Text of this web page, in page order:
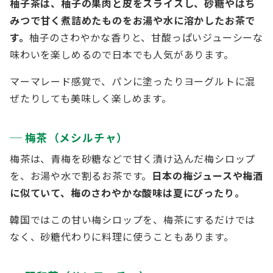
柚子茶は、柚子の果肉と皮をスライスし、砂糖やはち
みつで甘く煮詰めたものをお湯や水に溶かしたお茶で
す。 柚子のさわやかな香りと、甘酸っぱいジューシーな
味わいを楽しめるので日本でも人気があります。
マーマレード感覚で、パンに塗ったりヨーグルトに混
ぜたりしても美味しく楽しめます。
梅茶（メシルチャ）
梅茶は、青梅を砂糖などで甘く漬け込んだ梅シロップ
を、お湯や水で割るお茶です。 日本の梅ジュースや梅酒
に似ていて、梅のさわやかな酸味は夏にぴったり。
韓国ではこの甘い梅シロップを、梅茶にするだけでは
なく、砂糖代わりに料理に使うこともあります。